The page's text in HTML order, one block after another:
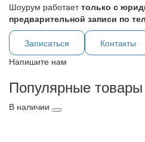
Шоурум работаеттолько с
предварительной записи по
Записаться
Контакты
Напишите нам
Популярные товары
В наличии